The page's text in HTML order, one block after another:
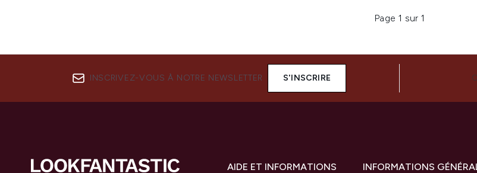
Page 1 sur 1
INSCRIVEZ-VOUS À NOTRE NEWSLETTER S'INSCRIRE
AIDE ET INFORMATIONS INFORMATIONS